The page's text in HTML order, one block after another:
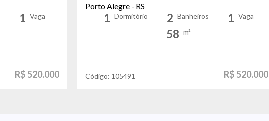
1 Vaga
R$ 520.000
Porto Alegre - RS
1 Dormitório 2 Banheiros 1 Vaga
58 m²
Código: 105491 R$ 520.000